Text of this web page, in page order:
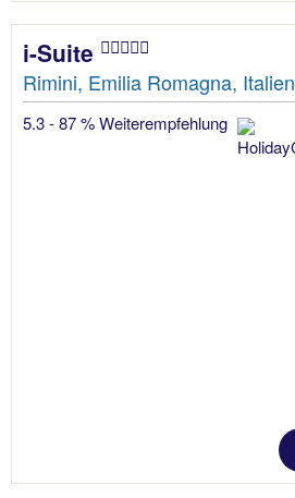
i-Suite
Rimini, Emilia Romagna, Italien
5.3 - 87 % Weiterempfehlung